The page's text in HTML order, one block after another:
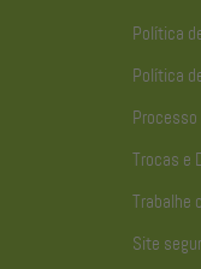
Política
Política
Trocas e
Trabalhe
Site